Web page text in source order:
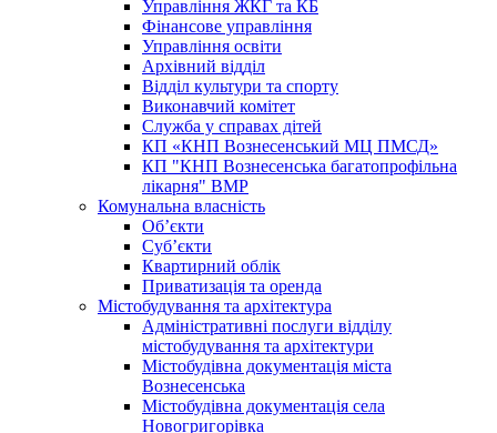
Управління ЖКГ та КБ
Фінансове управління
Управління освіти
Архівний відділ
Відділ культури та спорту
Виконавчий комітет
Служба у справах дітей
КП «КНП Вознесенський МЦ ПМСД»
КП "КНП Вознесенська багатопрофільна
лікарня" ВМР
Комунальна власність
Об’єкти
Суб’єкти
Квартирний облік
Приватизація та оренда
Містобудування та архітектура
Адміністративні послуги відділу
містобудування та архітектури
Містобудівна документація міста
Вознесенська
Містобудівна документація села
Новогригорівка